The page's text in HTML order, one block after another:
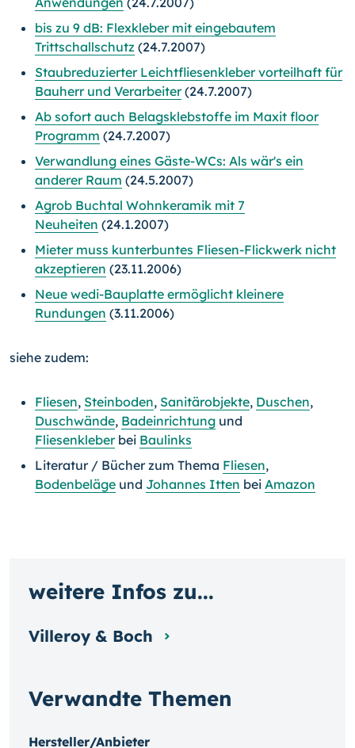
bis zu 9 dB: Flexkleber mit eingebautem
Trittschallschutz (24.7.2007)
Staubreduzierter Leichtfliesenkleber vorteilhaft für
Bauherr und Verarbeiter(24.7.2007)
Ab sofort auch Belagsklebstoffe im Maxit floor
Programm (24.7.2007)
Verwandlung eines Gäste-WCs: Als wär's ein
anderer Raum (24.5.2007)
Agrob Buchtal Wohnkeramik mit 7
Neuheiten (24.1.2007)
Mieter muss kunterbuntes Fliesen-Flickwerk nicht
akzeptieren (23.11.2006)
Neue wedi-Bauplatte ermöglicht kleinere
Rundungen (3.11.2006)
siehe zudem:
Fliesen, Steinboden, Sanitärobjekte, Duschen,
Duschwände, Badeinrichtung und
Fliesenkleberbei Baulinks
Literatur / Bücher zum Thema Fliesen,
Bodenbeläge und Johannes Itten bei Amazon
Verwandte Themen
Hersteller/Anbieter
weitere Infos zu...
Villeroy & Boch